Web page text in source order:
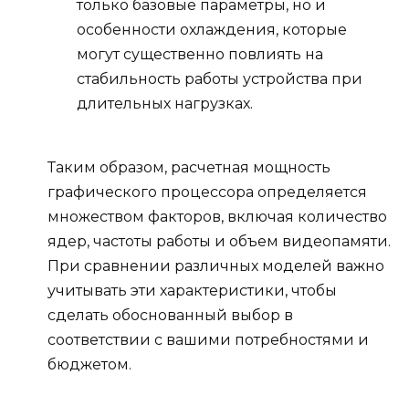
только базовые параметры, но и
особенности охлаждения, которые
могут существенно повлиять на
стабильность работы устройства при
длительных нагрузках.
Таким образом, расчетная мощность
графического процессора определяется
множеством факторов, включая количество
ядер, частоты работы и объем видеопамяти.
При сравнении различных моделей важно
учитывать эти характеристики, чтобы
сделать обоснованный выбор в
соответствии с вашими потребностями и
бюджетом.